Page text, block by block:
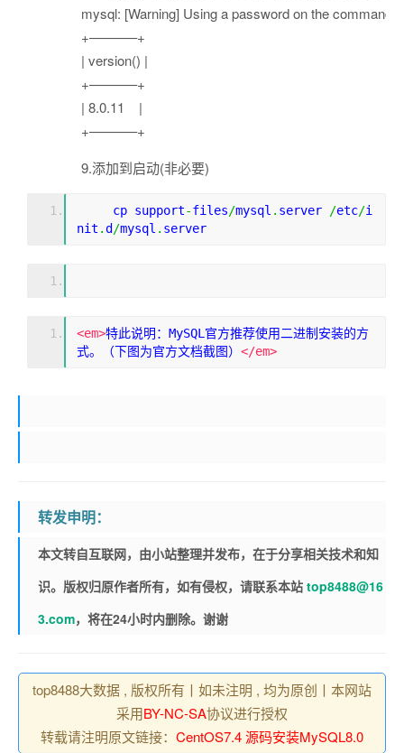
mysql: [Warning] Using a password on the command
+———–+
| version() |
+———–+
| 8.0.11 |
+———–+
9.添加到启动(非必要)
     cp support
-files/mysql . server /etc/i
nit .d /mysql . server
<em>特此说明：MySQL官方推荐使用二进制安装的方
式。（下图为官方文档截图） </em>
转发申明：
本文转自互联网，由小站整理并发布，在于分享相关技术和知
识。版权归原作者所有，如有侵权，请联系本站 top8488@16
3.com，将在24小时内删除。谢谢
top8488大数据 , 版权所有丨如未注明 , 均为原创丨本网站
采用BY-NC-SA协议进行授权
转载请注明原文链接： CentOS7.4 源码安装MySQL8.0